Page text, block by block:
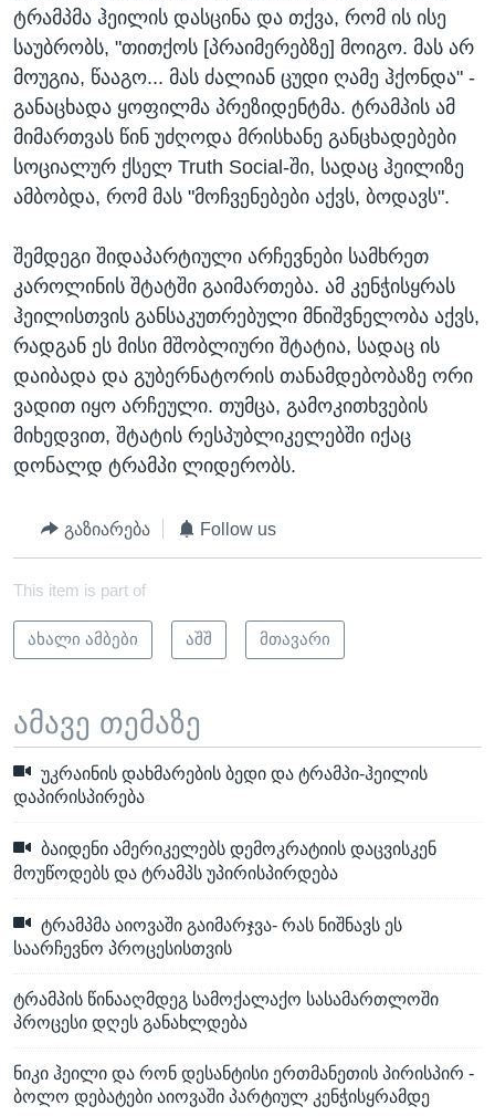
ტრამპმა ჰეილის დასცინა და თქვა, რომ ის ისე
საუბრობს, "თითქოს [პრაიმერებზე] მოიგო. მას არ
მოუგია, წააგო... მას ძალიან ცუდი ღამე ჰქონდა" -
განაცხადა ყოფილმა პრეზიდენტმა. ტრამპის ამ
მიმართვას წინ უძღოდა მრისხანე განცხადებები
სოციალურ ქსელ Truth Social-ში, სადაც ჰეილიზე
ამბობდა, რომ მას "მოჩვენებები აქვს, ბოდავს".
შემდეგი შიდაპარტიული არჩევნები სამხრეთ
კაროლინის შტატში გაიმართება. ამ კენჭისყრას
ჰეილისთვის განსაკუთრებული მნიშვნელობა აქვს,
რადგან ეს მისი მშობლიური შტატია, სადაც ის
დაიბადა და გუბერნატორის თანამდებობაზე ორი
ვადით იყო არჩეული. თუმცა, გამოკითხვების
მიხედვით, შტატის რესპუბლიკელებში იქაც
დონალდ ტრამპი ლიდერობს.
გაზიარება Follow us
This item is part of
ახალი ამბები აშშ მთავარი
ამავე თემაზე
უკრაინის დახმარების ბედი და ტრამპი-ჰეილის
დაპირისპირება
ბაიდენი ამერიკელებს დემოკრატიის დაცვისკენ
მოუწოდებს და ტრამპს უპირისპირდება
ტრამპმა აიოვაში გაიმარჯვა- რას ნიშნავს ეს
საარჩევნო პროცესისთვის
ტრამპის წინააღმდეგ სამოქალაქო სასამართლოში
პროცესი დღეს განახლდება
ნიკი ჰეილი და რონ დესანტისი ერთმანეთის პირისპირ -
ბოლო დებატები აიოვაში პარტიულ კენჭისყრამდე